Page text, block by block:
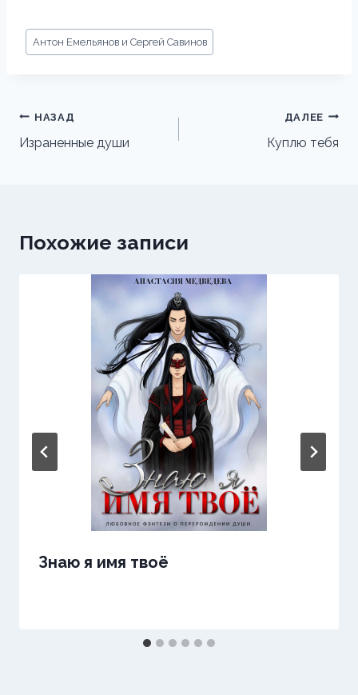
Метки
записи:
Антон Емельянов и Сергей Савинов
Навигация
по
НАЗАД
Израненные души
ДАЛЕЕ
Куплю тебя
Похожие записи
Знаю я имя твоё